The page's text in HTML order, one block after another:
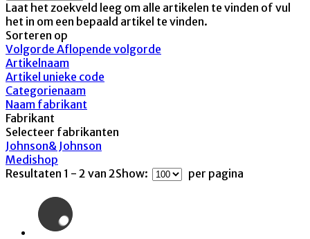
Laat het zoekveld leeg om alle artikelen te vinden of vul
het in om een bepaald artikel te vinden.
Sorteren op
Volgorde Aflopende volgorde
Artikelnaam
Artikel unieke code
Categorienaam
Naam fabrikant
Fabrikant
Selecteer fabrikanten
Johnson& Johnson
Medishop
Resultaten 1 - 2 van 2Show: per pagina